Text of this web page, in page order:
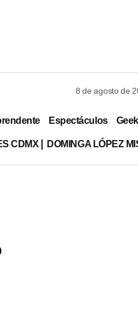
8 de agosto de
Espectáculos Geek
CDMX DOMINGA LÓPEZ